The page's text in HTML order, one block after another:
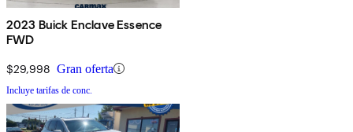
2023 Buick Enclave Essence
FWD
$29,998 Gran oferta
Incluye tarifas de conc.